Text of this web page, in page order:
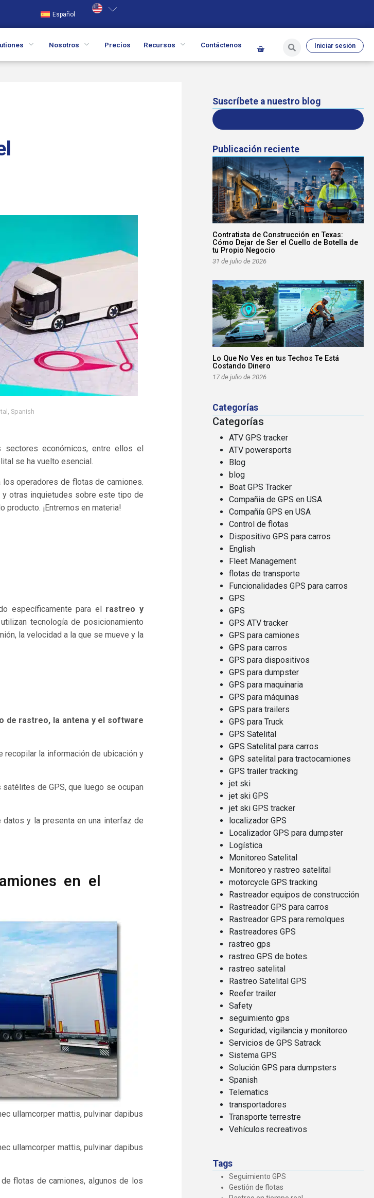
Español
Nosotros Precios Recursos Contáctenos Iniciar sesión
Spanish
sectores económicos, entre ellos el
se ha vuelto esencial.
los operadores de flotas de camiones.
otras inquietudes sobre este tipo de
producto. ¡Entremos en materia!
específicamente para el rastreo y
tecnología de posicionamiento
la velocidad a la que se mueve y la
de rastreo, la antena y el software
la información de ubicación y
de GPS, que luego se ocupan
y la presenta en una interfaz de
en el
ullamcorper mattis, pulvinar dapibus
ullamcorper mattis, pulvinar dapibus
flotas de camiones, algunos de los
Suscríbete a nuestro blog
Publicación reciente
Contratista de Construcción en Texas:
Cómo Dejar de Ser el Cuello de Botella de
tu Propio Negocio
31 de julio de 2026
Lo Que No Ves en tus Techos Te Está
Costando Dinero
17 de julio de 2026
Categorías
Categorías
ATV GPS tracker
ATV powersports
Blog
blog
Boat GPS Tracker
Compañia de GPS en USA
Compañía GPS en USA
Control de flotas
Dispositivo GPS para carros
English
Fleet Management
flotas de transporte
Funcionalidades GPS para carros
GPS
GPS
GPS ATV tracker
GPS para camiones
GPS para carros
GPS para dispositivos
GPS para dumpster
GPS para maquinaria
GPS para máquinas
GPS para trailers
GPS para Truck
GPS Satelital
GPS Satelital para carros
GPS satelital para tractocamiones
GPS trailer tracking
jet ski
jet ski GPS
jet ski GPS tracker
localizador GPS
Localizador GPS para dumpster
Logística
Monitoreo Satelital
Monitoreo y rastreo satelital
motorcycle GPS tracking
Rastreador equipos de construcción
Rastreador GPS para carros
Rastreador GPS para remolques
Rastreadores GPS
rastreo gps
rastreo GPS de botes.
rastreo satelital
Rastreo Satelital GPS
Reefer trailer
Safety
seguimiento gps
Seguridad, vigilancia y monitoreo
Servicios de GPS Satrack
Sistema GPS
Solución GPS para dumpsters
Spanish
Telematics
transportadores
Transporte terrestre
Vehículos recreativos
Tags
Seguimiento GPS
Gestión de flotas